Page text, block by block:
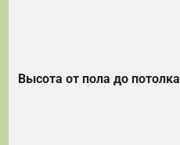
Высота от пола до потолка